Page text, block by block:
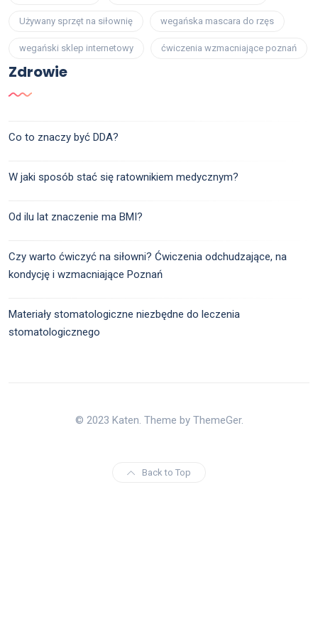
Używany sprzęt na siłownię wegańska mascara do rzęs
wegański sklep internetowy ćwiczenia wzmacniające poznań
Zdrowie
Co to znaczy być DDA?
W jaki sposób stać się ratownikiem medycznym?
Od ilu lat znaczenie ma BMI?
Czy warto ćwiczyć na siłowni? Ćwiczenia odchudzające, na
kondycję i wzmacniające Poznań
Materiały stomatologiczne niezbędne do leczenia
stomatologicznego
© 2023 Katen. Theme by ThemeGer.
Back to Top